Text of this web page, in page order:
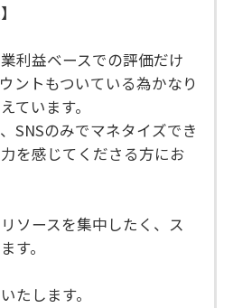
利益ベースでの評価だけ
ントもついている為かなり
ています。
SNSのみでマネタイズでき
を感じてくださる方にお
ソースを集中したく、ス
す。
たします。